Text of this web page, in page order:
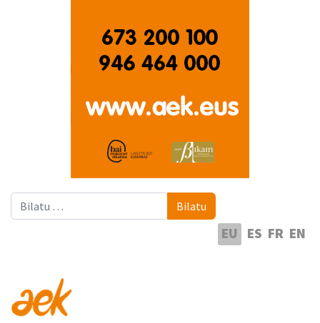
Bilatu Bilatu
EU ES FR EN